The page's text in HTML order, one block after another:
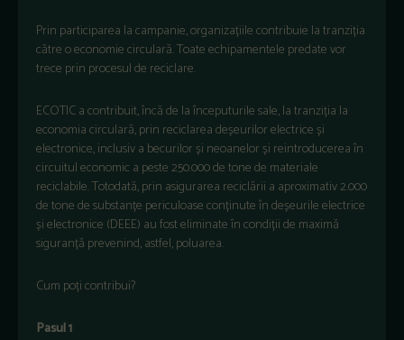
Prin participarea la campanie, organizațiile contribuie la tranziția
către o economie circulară. Toate echipamentele predate vor
trece prin procesul de reciclare.
ECOTIC a contribuit, încă de la începuturile sale, la tranziția la
economia circulară, prin reciclarea deșeurilor electrice și
electronice, inclusiv a becurilor și neoanelor și reintroducerea în
circuitul economic a peste 250.000 de tone de materiale
reciclabile. Totodată, prin asigurarea reciclării a aproximativ 2.000
de tone de substanțe periculoase conținute în deșeurile electrice
și electronice (DEEE) au fost eliminate în condiții de maximă
siguranță prevenind, astfel, poluarea.
Cum poți contribui?
Pasul 1